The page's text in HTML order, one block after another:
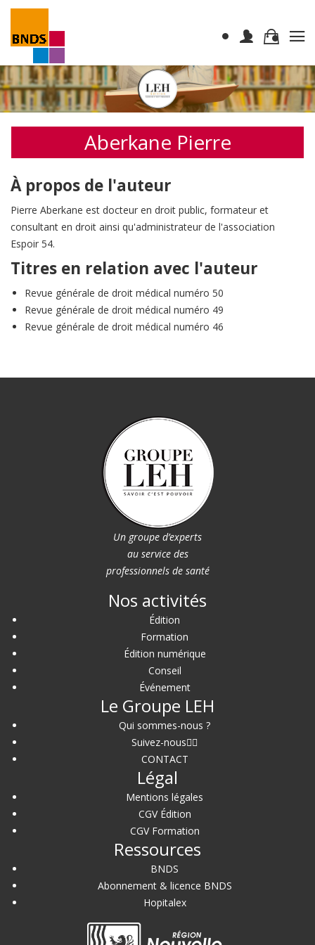
Aberkane Pierre
À propos de l'auteur
Pierre Aberkane est docteur en droit public, formateur et
consultant en droit ainsi qu'administrateur de l'association
Espoir 54.
Titres en relation avec l'auteur
Revue générale de droit médical numéro 50
Revue générale de droit médical numéro 49
Revue générale de droit médical numéro 46
Un groupe d’experts
au service des
professionnels de santé
Nos activités
Édition
Formation
Édition numérique
Conseil
Événement
Le Groupe LEH
Qui sommes-nous ?
Suivez-nous
CONTACT
Légal
Mentions légales
CGV Édition
CGV Formation
Ressources
BNDS
Abonnement & licence BNDS
Hopitalex